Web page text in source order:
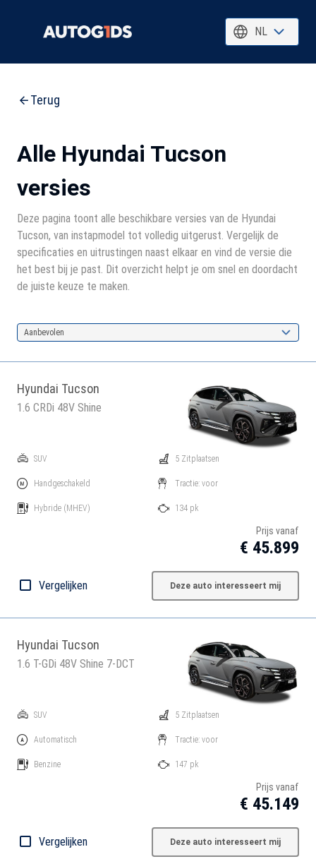
NL
Terug
Alle Hyundai Tucson
versies
Deze pagina toont alle beschikbare versies van de Hyundai
Tucson, van instapmodel tot volledig uitgerust. Vergelijk de
specificaties en uitrustingen naast elkaar en vind de versie die
het best bij je past. Dit overzicht helpt je om snel en doordacht
de juiste keuze te maken.
Aanbevolen
Hyundai Tucson
1.6 CRDi 48V Shine
SUV
Handgeschakeld
Hybride (MHEV)
5 Zitplaatsen
Tractie: voor
134 pk
Prijs vanaf
€ 45.899
Vergelijken Deze auto interesseert mij
Hyundai Tucson
1.6 T-GDi 48V Shine 7-DCT
SUV
Automatisch
Benzine
5 Zitplaatsen
Tractie: voor
147 pk
Prijs vanaf
€ 45.149
Vergelijken Deze auto interesseert mij